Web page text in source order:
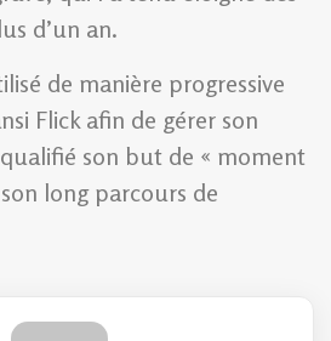
d’un an.
de manière progressive
Flick afin de gérer son
son but de « moment
long parcours de